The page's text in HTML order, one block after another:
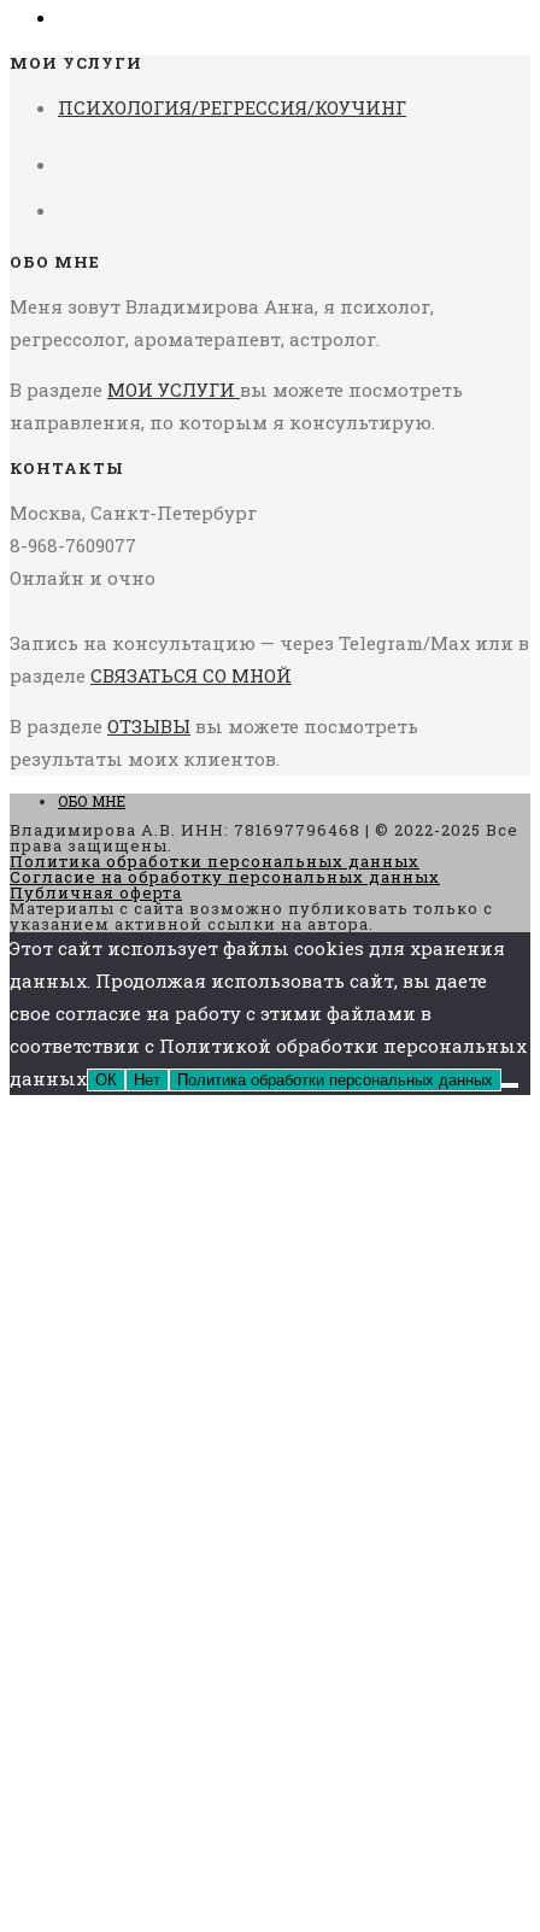
МОИ УСЛУГИ
ПСИХОЛОГИЯ/РЕГРЕССИЯ/КОУЧИНГ
ОБО МНЕ
Меня зовут Владимирова Анна, я психолог,
регрессолог, ароматерапевт, астролог.
В разделе МОИ УСЛУГИ вы можете посмотреть
направления, по которым я консультирую.
КОНТАКТЫ
Москва, Санкт-Петербург
8-968-7609077
Онлайн и очно
Запись на консультацию — через Telegram/Max или в
разделе СВЯЗАТЬСЯ СО МНОЙ
В разделе ОТЗЫВЫ вы можете посмотреть
результаты моих клиентов.
ОБО МНЕ
Владимирова А.В. ИНН: 781697796468 | © 2022-2025 Все
права защищены.
Политика обработки персональных данных
Согласие на обработку персональных данных
Публичная оферта
Материалы с сайта возможно публиковать только с
указанием активной ссылки на автора.
Этот сайт использует файлы cookies для хранения
данных. Продолжая использовать сайт, вы даете
свое согласие на работу с этими файлами в
соответствии с Политикой обработки персональных
данных ОК Нет Политика обработки персональных данных